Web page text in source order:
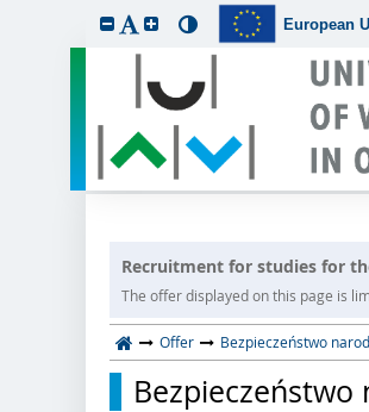
European
Recruitment for studies for
The offer displayed on this page is
Offer Bezpieczeństwo